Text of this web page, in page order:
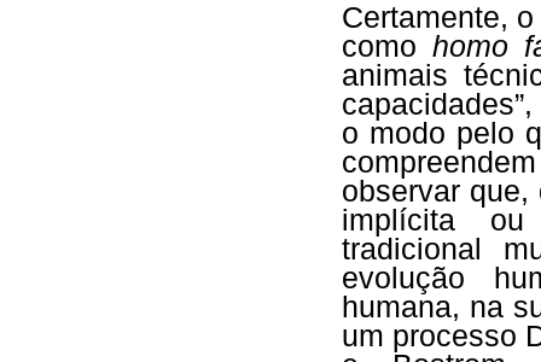
Certamente,
como homo
animais
o modo pelo
observar
implícita ou
tradicional
evolução
humana, na
um processo